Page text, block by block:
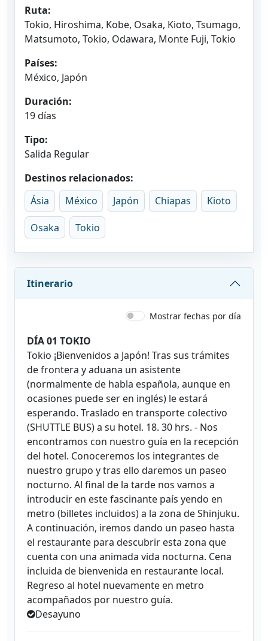
Ruta:
Tokio, Hiroshima, Kobe, Osaka, Kioto, Tsumago,
Matsumoto, Tokio, Odawara, Monte Fuji, Tokio
Países:
México, Japón
Duración:
19 días
Tipo:
Salida Regular
Destinos relacionados:
Ásia
México Japón Chiapas Kioto
Osaka Tokio
Itinerario
Mostrar fechas por día
DÍA 01 TOKIO
Tokio ¡Bienvenidos a Japón! Tras sus trámites
de frontera y aduana un asistente
(normalmente de habla española, aunque en
ocasiones puede ser en inglés) le estará
esperando. Traslado en transporte colectivo
(SHUTTLE BUS) a su hotel. 18. 30 hrs. - Nos
encontramos con nuestro guía en la recepción
del hotel. Conoceremos los integrantes de
nuestro grupo y tras ello daremos un paseo
nocturno. Al final de la tarde nos vamos a
introducir en este fascinante país yendo en
metro (billetes incluidos) a la zona de Shinjuku.
A continuación, iremos dando un paseo hasta
el restaurante para descubrir esta zona que
cuenta con una animada vida nocturna. Cena
incluida de bienvenida en restaurante local.
Regreso al hotel nuevamente en metro
acompañados por nuestro guía.
Desayuno